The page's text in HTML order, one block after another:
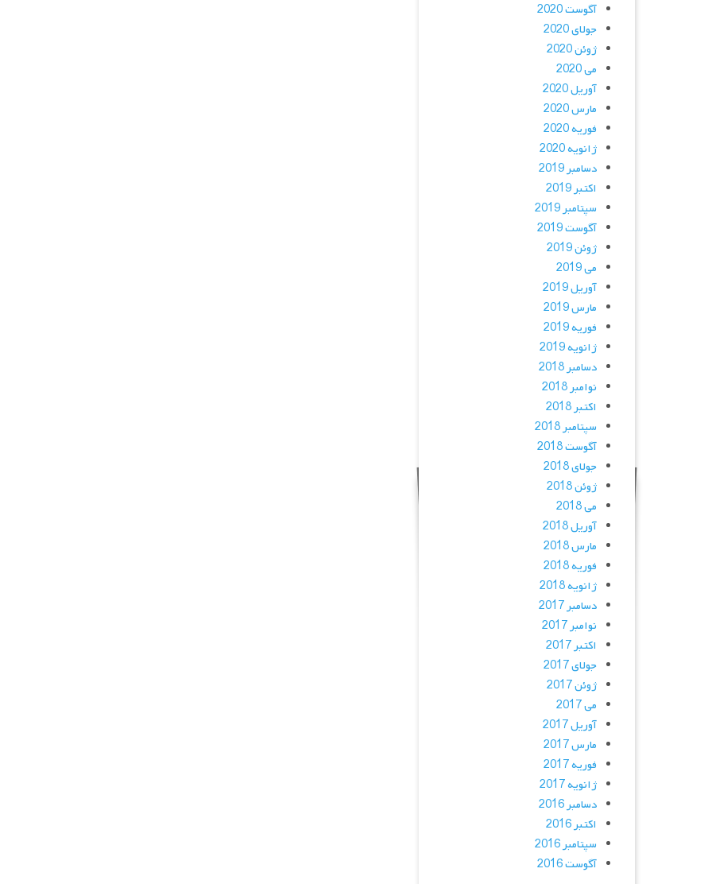
آگوست 2020
جولای 2020
ژوئن 2020
می 2020
آوریل 2020
مارس 2020
فوریه 2020
ژانویه 2020
دسامبر 2019
اکتبر 2019
سپتامبر 2019
آگوست 2019
ژوئن 2019
می 2019
آوریل 2019
مارس 2019
فوریه 2019
ژانویه 2019
دسامبر 2018
نوامبر 2018
اکتبر 2018
سپتامبر 2018
آگوست 2018
جولای 2018
ژوئن 2018
می 2018
آوریل 2018
مارس 2018
فوریه 2018
ژانویه 2018
دسامبر 2017
نوامبر 2017
اکتبر 2017
جولای 2017
ژوئن 2017
می 2017
آوریل 2017
مارس 2017
فوریه 2017
ژانویه 2017
دسامبر 2016
اکتبر 2016
سپتامبر 2016
آگوست 2016